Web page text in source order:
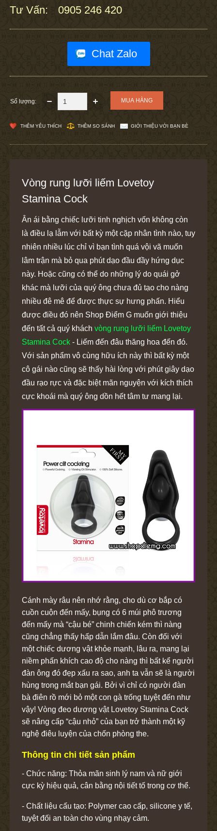
Tư Vấn: 0905 246 420
Chat Zalo
Số lượng:
THÊM YÊU THÍCH THÊM SO SÁNH GIỚI THIỆU VỚI BẠN BÈ
Vòng rung lưỡi liếm Lovetoy
Stamina Cock
Ân ái bằng chiếc lưỡi tinh nghịch vốn không còn
là điều lạ lẫm với bất kỳ một cặp nhân tình nào, tuy
nhiên nhiều lúc chỉ vì bạn tình quá vội vã muốn
lâm trận mà bỏ qua phút dạo đầu đầy hứng dục
này. Hoặc cũng có thể do những lý do quái gở
khác mà lưỡi của quý ông chưa đủ tạo cho nàng
nhiều đê mê để được thực sự hưng phấn. Hiểu
được điều đó nên Shop Điểm G muốn giới thiệu
đến tất cả quý khách vòng rung lưỡi liếm Lovetoy
Stamina Cock - Liếm đến đâu thăng hoa đến đó.
Với sản phẩm vô cùng hữu ích này thì bất kỳ một
cô gái nào cũng sẽ thấy hài lòng với phút giây dạo
đầu rạo rực và đặc biệt mãn nguyện với kích thích
cực khoái mà quý ông dồn hết tâm tư mang lại.
Cánh mày râu nên nhớ rằng, cho dù cơ bắp có
cuồn cuộn đến mấy, bụng có 6 múi phô trương
đến mấy mà “cậu bé” chinh chiến kém thì nàng
cũng chẳng thấy hấp dẫn lắm đâu. Còn đối với
một chiếc dương vật khỏe mạnh, lâu ra, mang lại
niềm phấn khích cao độ cho nàng thì bất kể người
đàn ông đó đẹp xấu ra sao, anh ta vẫn sẽ là người
hùng trong mắt bạn gái. Bởi vì chỉ có người đàn
bà điên rồ mới bỏ một con gà trống tuyệt đến như
vậy! Vòng đeo dương vật Lovetoy Stamina Cock
sẽ nâng cấp “cậu nhỏ” của bạn trở thành một kỹ
nghệ điêu luyện của chốn phòng the.
Thông tin chi tiết sản phẩm
- Chức năng: Thỏa mãn sinh lý nam và nữ giới
cực kỳ hiệu quả, cân bằng nội tiết tố trong cơ thể.
- Chất liệu cấu tạo: Polymer cao cấp, silicone y tế,
tuyệt đối an toàn cho vùng nhạy cảm.